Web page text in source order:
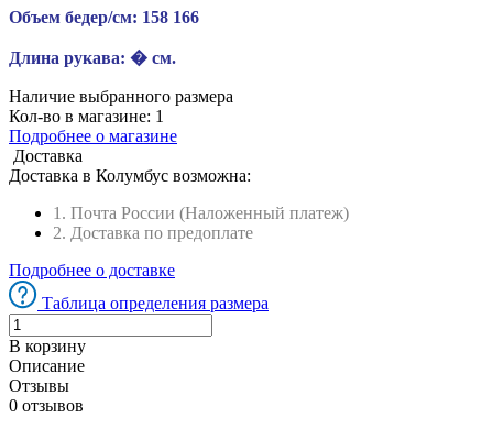
Объем бедер/см: 158 166
Длина рукава: � см.
Наличие выбранного размера
Кол-во в магазине: 1
Подробнее о магазине
Доставка
Доставка в Колумбус возможна:
1. Почта России (Наложенный платеж)
2. Доставка по предоплате
Подробнее о доставке
Таблица определения размера
В корзину
Описание
Отзывы
0 отзывов